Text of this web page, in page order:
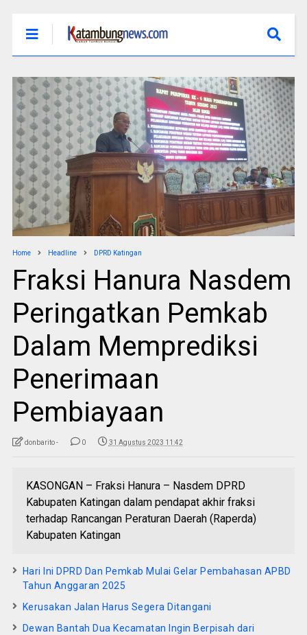
Home Headline DPRD Katingan
Fraksi Hanura Nasdem
Peringatkan Pemkab
Dalam Memprediksi
Penerimaan
Pembiayaan
donbarito - 0 31 Agustus 2023 11:42
KASONGAN – Fraksi Hanura – Nasdem DPRD
Kabupaten Katingan dalam pendapat akhir fraksi
terhadap Rancangan Peraturan Daerah (Raperda)
Kabupaten Katingan
Hari Ini DPRD Dan Pemkab Mulai Gelar Pembahasan APBD
Tahun Anggaran 2025
Kerusakan Jalan Harus Segera Ditangani
Dewan Bantah Dua Kecamatan Ingin Berpisah dari